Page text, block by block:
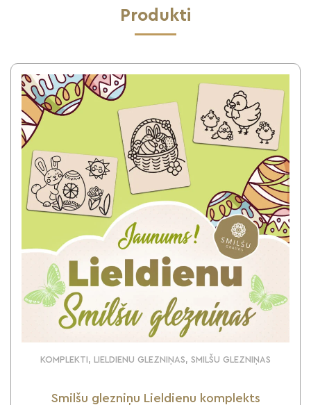
Produkti
KOMPLEKTI, LIELDIENU GLEZNIŅAS, SMILŠU GLEZNIŅAS
Smilšu glezniņu Lieldienu komplekts